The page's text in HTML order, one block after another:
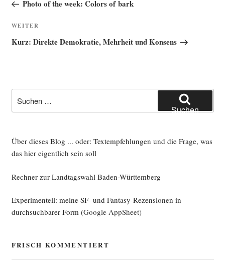
Photo of the week: Colors of bark
Nächster
Beitrag
WEITER
Kurz: Direkte Demokratie, Mehrheit und Konsens
nach:
Suchen
Über dieses Blog ... oder: Textempfehlungen und die Frage, was
das hier eigentlich sein soll
Rechner zur Landtagswahl Baden-Württemberg
Experimentell: meine SF- und Fantasy-Rezensionen in
durchsuchbarer Form(Google AppSheet)
FRISCH KOMMENTIERT